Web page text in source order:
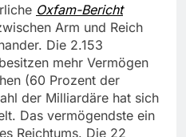
Oxfam-Bericht
Arm und Reich
Die 2.153
mehr Vermögen
(60 Prozent der
der Milliardäre hat sich
Das vermögendste ein
Reichtums. Die 22